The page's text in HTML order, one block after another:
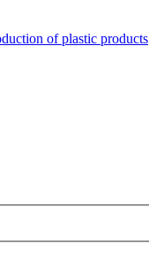
of plastic products